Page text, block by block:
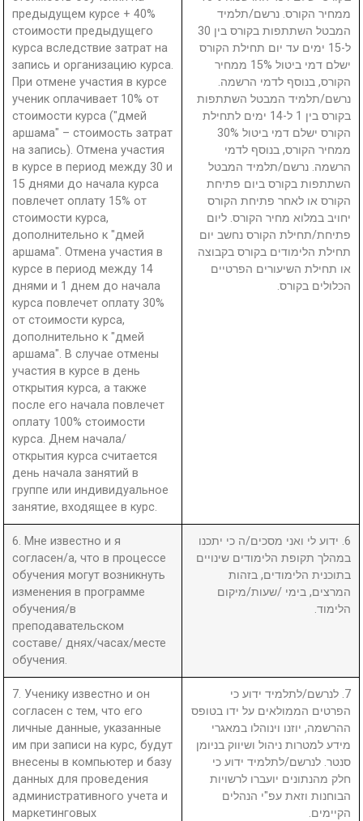
предыдущем курсе + 40%
стоимости предыдущего
курса вследствие затрат на
запись и организацию курса.
При отмене участия в курсе
ученик оплачивает 10% от
стоимости курса ("дмей
аршама" – стоимость затрат
на запись). Отмена участия
в курсе в период между 30 и
15 днями до начала курса
повлечет оплату 15% от
стоимости курса,
дополнительно к "дмей
аршама". Отмена участия в
курсе в период между 14
днями и 1 днем до начала
курса повлечет оплату 30%
от стоимости курса,
дополнительно к "дмей
аршама". В случае отмены
участия в курсе в день
открытия курса, а также
после его начала повлечет
оплату 100% стоимости
курса. Днем начала/
открытия курса считается
день начала занятий в
группе или индивидуальное
занятие, входящее в курс.
ממחיר הקורס. נרשם/תלמיד
המבטל השתתפות בקורס בין 30
ל-15 ימים עד יום תחילת הקורס
ישלם דמי ביטול 15% ממחיר
הקורס, בנוסף לדמי הרשמה.
נרשם/תלמיד המבטל השתתפות
בקורס בין 1 ל-14 ימים לתחילת
הקורס ישלם דמי ביטול 30%
ממחיר הקורס, בנוסף לדמי
הרשמה. נרשם/תלמיד המבטל
השתתפות בקורס ביום פתיחת
הקורס או לאחר פתיחת הקורס
יחויב במלוא מחיר הקורס. ליום
פתיחת/תחילת הקורס נחשב יום
תחילת הלימודים בקורס בקבוצה
או תחילת השיעורים הפרטיים
הכלולים בקורס.
6. Мне известно и я
согласен/а, что в процессе
обучения могут возникнуть
изменения в программе
обучения/в
преподавательском
составе/ днях/часах/месте
обучения.
6. ידוע לי ואני מסכים/ה כי יתכנו
במהלך תקופת הלימודים שינויים
בתוכנית הלימודים, בזהות
המרצים, בימי /שעות/מיקום
הלימוד.
7. Ученику известно и он
согласен с тем, что его
личные данные, указанные
им при записи на курс, будут
внесены в компьютер и базу
данных для проведения
административного учета и
маркетинговых
7. לנרשם/לתלמיד ידוע כי
הפרטים הממולאים על ידו בטופס
ההרשמה, יוזנו וינוהלו במאגרי
מידע למטרות ניהול ושיווק בניומן
סנטר. לנרשם/לתלמיד ידוע כי
חלק מהנתונים יועברו לרשויות
הבוחנות וזאת עפ"י הנהלים
הקיימים.